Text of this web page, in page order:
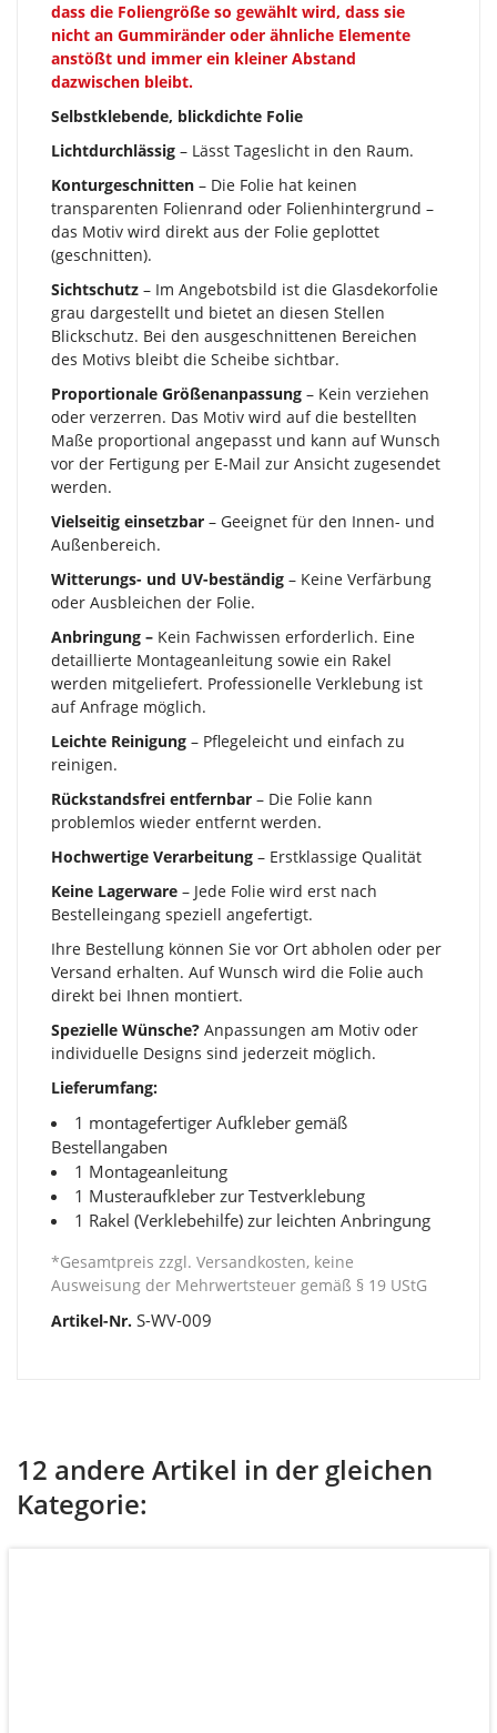
dass die Foliengröße so gewählt wird, dass sie
nicht an Gummiränder oder ähnliche Elemente
anstößt und immer ein kleiner Abstand
dazwischen bleibt.
Selbstklebende, blickdichte Folie
Lichtdurchlässig – Lässt Tageslicht in den Raum.
Konturgeschnitten – Die Folie hat keinen
transparenten Folienrand oder Folienhintergrund –
das Motiv wird direkt aus der Folie geplottet
(geschnitten).
Sichtschutz – Im Angebotsbild ist die Glasdekorfolie
grau dargestellt und bietet an diesen Stellen
Blickschutz. Bei den ausgeschnittenen Bereichen
des Motivs bleibt die Scheibe sichtbar.
Proportionale Größenanpassung – Kein verziehen
oder verzerren. Das Motiv wird auf die bestellten
Maße proportional angepasst und kann auf Wunsch
vor der Fertigung per E-Mail zur Ansicht zugesendet
werden.
Vielseitig einsetzbar – Geeignet für den Innen- und
Außenbereich.
Witterungs- und UV-beständig – Keine Verfärbung
oder Ausbleichen der Folie.
Anbringung – Kein Fachwissen erforderlich. Eine
detaillierte Montageanleitung sowie ein Rakel
werden mitgeliefert. Professionelle Verklebung ist
auf Anfrage möglich.
Leichte Reinigung – Pflegeleicht und einfach zu
reinigen.
Rückstandsfrei entfernbar – Die Folie kann
problemlos wieder entfernt werden.
Hochwertige Verarbeitung – Erstklassige Qualität
Keine Lagerware – Jede Folie wird erst nach
Bestelleingang speziell angefertigt.
Ihre Bestellung können Sie vor Ort abholen oder per
Versand erhalten. Auf Wunsch wird die Folie auch
direkt bei Ihnen montiert.
Spezielle Wünsche? Anpassungen am Motiv oder
individuelle Designs sind jederzeit möglich.
Lieferumfang:
1 montagefertiger Aufkleber gemäß
Bestellangaben
1 Montageanleitung
1 Musteraufkleber zur Testverklebung
1 Rakel (Verklebehilfe) zur leichten Anbringung
*Gesamtpreis zzgl. Versandkosten, keine
Ausweisung der Mehrwertsteuer gemäß § 19 UStG
Artikel-Nr. S-WV-009
12 andere Artikel in der gleichen
Kategorie: